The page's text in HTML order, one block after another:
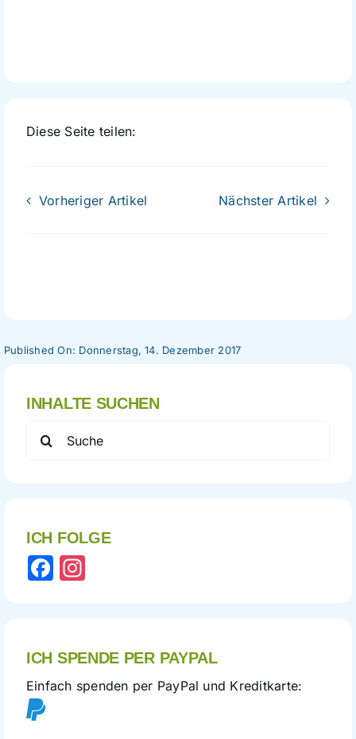
Diese Seite teilen:
Vorheriger Artikel Nächster Artikel
Published On: Donnerstag, 14. Dezember 2017
INHALTE SUCHEN
ICH FOLGE
Facebook
ICH SPENDE PER PAYPAL
Einfach spenden per PayPal und Kreditkarte: